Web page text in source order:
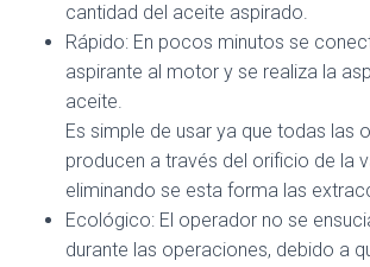
cantidad del aceite aspirado.
Rápido: En pocos minutos se
aspirante al motor y se realiza la
aceite.
Es simple de usar ya que todas las
producen a través del orificio de la
eliminando se esta forma las
Ecológico: El operador no se
durante las operaciones, debido a